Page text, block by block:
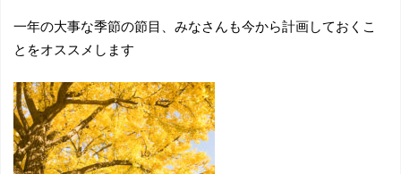
一年の大事な季節の節目、みなさんも今から計画しておくこ
とをオススメします